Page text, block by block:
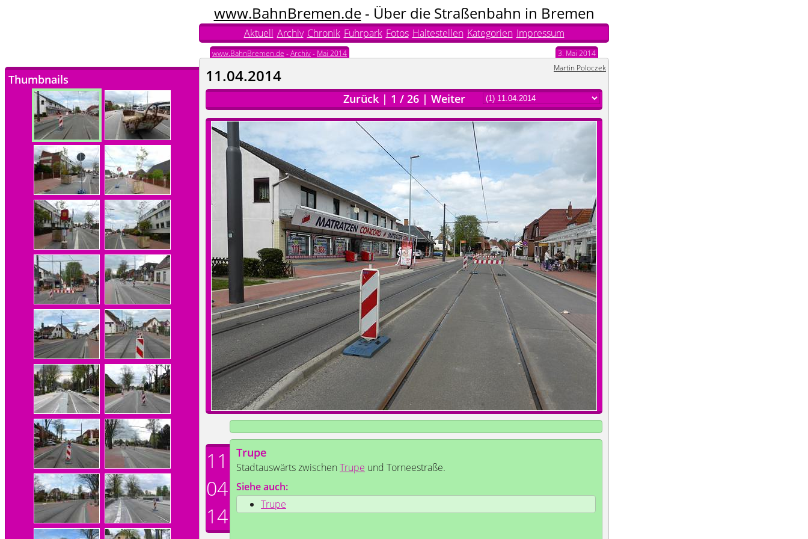
www.BahnBremen.de- Über die Straßenbahn in Bremen
Aktuell Archiv Chronik Fuhrpark Fotos Haltestellen Kategorien Impressum
Thumbnails
www.BahnBremen.de -Archiv- Mai 2014 3. Mai 2014
11.04.2014 Martin Poloczek
Zurück | 1 / 26 | Weiter
11
04
14
Trupe
Stadtauswärts zwischenTrupe und Torneestraße.
Siehe auch:
Trupe